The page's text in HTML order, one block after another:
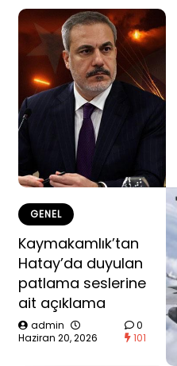
GENEL
Kaymakamlık’tan
Hatay’da duyulan
patlama seslerine
ait açıklama
admin
Haziran 20, 2026
0
101